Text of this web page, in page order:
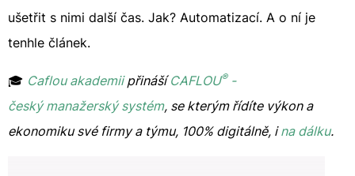
ušetřit s nimi další čas. Jak? Automatizací. A o ní je
tenhle článek.
🎓 Caflou akademiipřinášíCAFLOU®-
český manažerský systém, se kterým řídíte výkon a
ekonomiku své firmy a týmu, 100% digitálně, ina dálku.